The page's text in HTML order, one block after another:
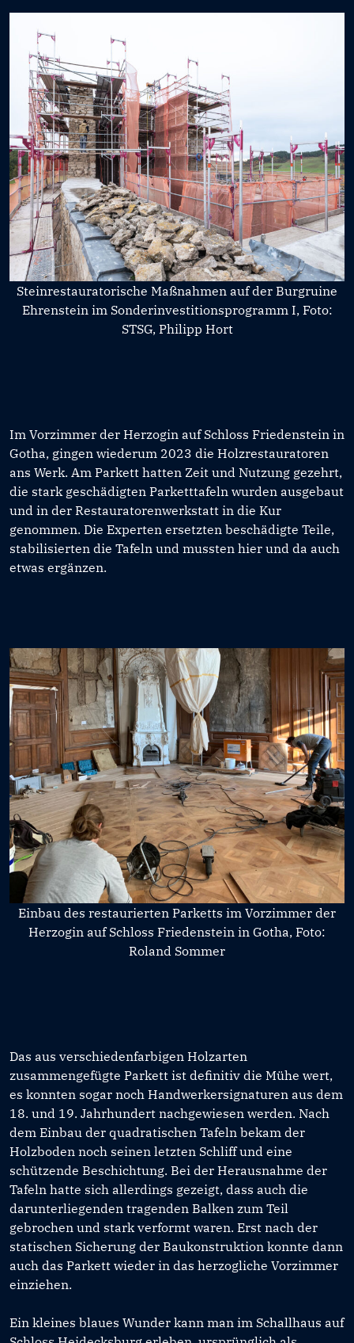
Steinrestauratorische Maßnahmen auf der Burgruine
Ehrenstein im Sonderinvestitionsprogramm I, Foto:
STSG, Philipp Hort
Im Vorzimmer der Herzogin auf Schloss Friedenstein in
Gotha, gingen wiederum 2023 die Holzrestauratoren
ans Werk. Am Parkett hatten Zeit und Nutzung gezehrt,
die stark geschädigten Parketttafeln wurden ausgebaut
und in der Restauratorenwerkstatt in die Kur
genommen. Die Experten ersetzten beschädigte Teile,
stabilisierten die Tafeln und mussten hier und da auch
etwas ergänzen.
Einbau des restaurierten Parketts im Vorzimmer der
Herzogin auf Schloss Friedenstein in Gotha, Foto:
Roland Sommer
Das aus verschiedenfarbigen Holzarten
zusammengefügte Parkett ist definitiv die Mühe wert,
es konnten sogar noch Handwerkersignaturen aus dem
18. und 19. Jahrhundert nachgewiesen werden. Nach
dem Einbau der quadratischen Tafeln bekam der
Holzboden noch seinen letzten Schliff und eine
schützende Beschichtung. Bei der Herausnahme der
Tafeln hatte sich allerdings gezeigt, dass auch die
darunterliegenden tragenden Balken zum Teil
gebrochen und stark verformt waren. Erst nach der
statischen Sicherung der Baukonstruktion konnte dann
auch das Parkett wieder in das herzogliche Vorzimmer
einziehen.
Ein kleines blaues Wunder kann man im Schallhaus auf